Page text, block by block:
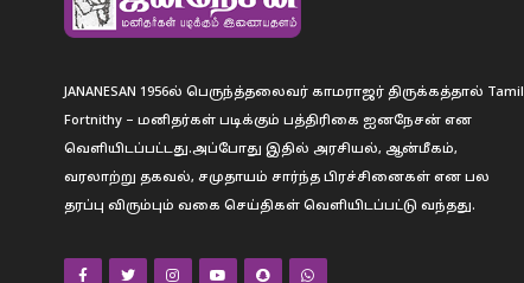
JANANESAN 1956ல் பெருந்த்தலைவர் காமராஜர் திருக்கத்தால் Tamil
Fortnithy – மனிதர்கள் படிக்கும் பத்திரிகை ஐனநேசன் என
வெளியிடப்பட்டது.அப்போது இதில் அரசியல், ஆன்மீகம்,
வரலாற்று தகவல், சமுதாயம் சார்ந்த பிரச்சினைகள் என பல
தரப்பு விரும்பும் வகை செய்திகள் வெளியிடப்பட்டு வந்தது.